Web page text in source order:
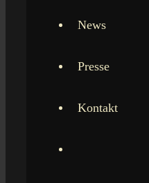
News
Presse
Kontakt